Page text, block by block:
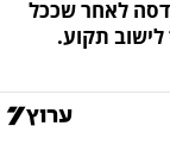
הדסה לאחר שככל
תקוע.